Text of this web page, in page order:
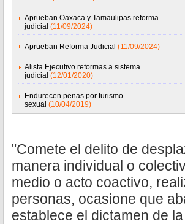
Aprueban Oaxaca y Tamaulipas reforma
judicial (11/09/2024)
Aprueban Reforma Judicial (11/09/2024)
Alista Ejecutivo reformas a sistema
judicial (12/01/2020)
Endurecen penas por turismo
sexual (10/04/2019)
"Comete el delito de
manera individual o
medio o acto coactivo,
personas, ocasione que
establece el dictamen de